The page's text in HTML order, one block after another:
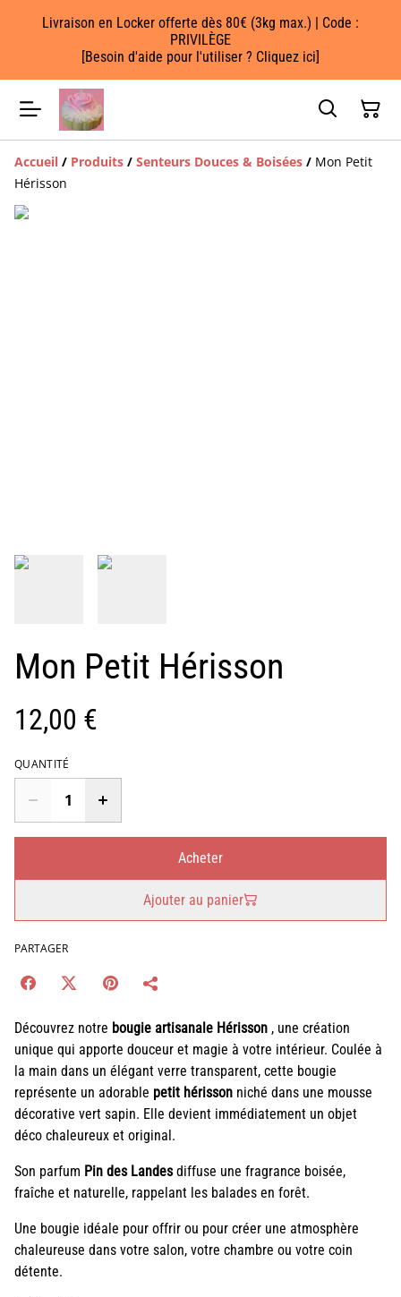
Livraison en Locker offerte dès 80€ (3kg max.) | Code :
PRIVILÈGE
[Besoin d'aide pour l'utiliser ? Cliquez ici]
Accueil / Produits / Senteurs Douces & Boisées / Mon Petit
Hérisson
Mon Petit Hérisson
12,00 €
QUANTITÉ
Acheter
Ajouter au panier
PARTAGER
Découvrez notre bougie artisanale Hérisson , une création
unique qui apporte douceur et magie à votre intérieur. Coulée à
la main dans un élégant verre transparent, cette bougie
représente un adorable petit hérisson niché dans une mousse
décorative vert sapin. Elle devient immédiatement un objet
déco chaleureux et original.
Son parfum Pin des Landesdiffuse une fragrance boisée,
fraîche et naturelle, rappelant les balades en forêt.
Une bougie idéale pour offrir ou pour créer une atmosphère
chaleureuse dans votre salon, votre chambre ou votre coin
détente.